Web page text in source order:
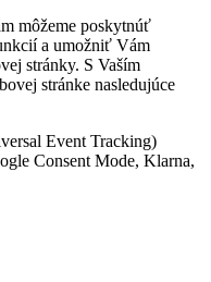
môžeme poskytnúť
a umožniť Vám
stránky. S Vaším
stránke nasledujúce
Event Tracking)
Consent Mode, Klarna,